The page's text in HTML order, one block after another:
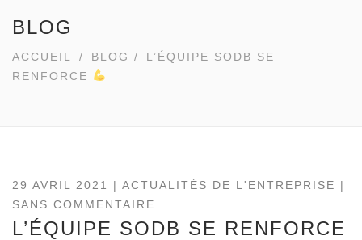
BLOG
ACCUEIL / BLOG /
L’ÉQUIPE SODB SE
RENFORCE
29 AVRIL 2021 | ACTUALITÉS DE L'ENTREPRISE |
SANS COMMENTAIRE
L’ÉQUIPE SODB SE RENFORCE